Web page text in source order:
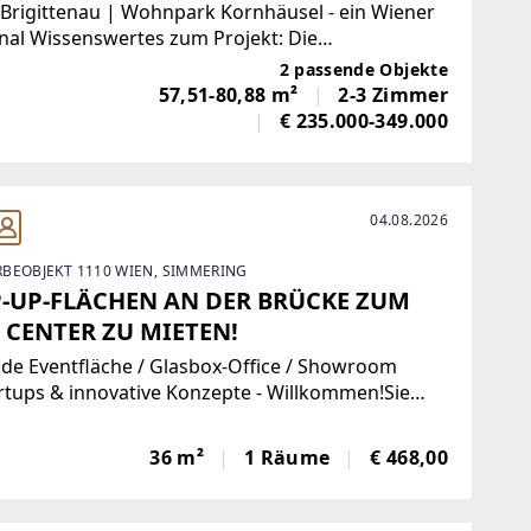
| Wohnpark Kornhäusel - ein Wiener
Wissenswertes zum Projekt: Die
zwischen Kornhäuselgasse und
wurde in den 1990er Jahren errichtet. Auf
9 Stiegen verteilen sich neben
2 passende Objekte
57,51-80,88 m²
2-3 Zimmer
€ 235.000-349.000
04.08.2026
1110 WIEN, SIMMERING
UP-FLÄCHEN AN DER BRÜCKE ZUM
CENTER ZU MIETEN!
Eventfläche / Glasbox-Office / Showroom
& innovative Konzepte - Willkommen!Sie
Konzept?Zur Vermietung gelangt eine
ca. 107 m² große Nutzfläche
36 m² 1 Räume € 468,00